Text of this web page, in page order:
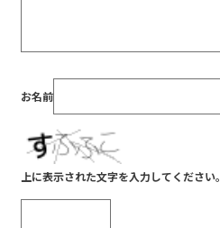
お名前
上に表示された文字を入力してください。